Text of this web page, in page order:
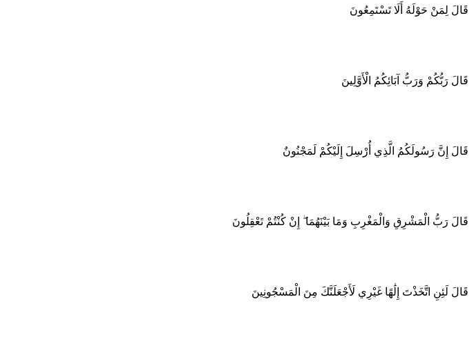
قَالَ لِمَنْ حَوْلَهُ أَلَا تَسْتَمِعُونَ
قَالَ رَبُّكُمْ وَرَبُّ آبَائِكُمُ الْأَوَّلِينَ
قَالَ إِنَّ رَسُولَكُمُ الَّذِي أُرْسِلَ إِلَيْكُمْ لَمَجْنُونٌ
قَالَ رَبُّ الْمَشْرِقِ وَالْمَغْرِبِ وَمَا بَيْنَهُمَا ۖ إِنْ كُنْتُمْ تَعْقِلُونَ
قَالَ لَئِنِ اتَّخَذْتَ إِلَٰهًا غَيْرِي لَأَجْعَلَنَّكَ مِنَ الْمَسْجُونِينَ